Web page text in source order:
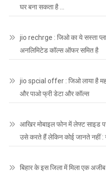
घर बना सकता है …
jio rechrge : जिओ का ये सस्ता
अनलिमिटेड कॉल्स ऑफर समित है
jio spcial offer : जिओ लाया है
और पाओ फ्री डेटा और कॉल्स
आखिर मोबाइल फोन में लेफ्ट साइड
उसे करते हैं लेकिन कोई जानते नहीं
बिहार के इस जिला में मिला एक